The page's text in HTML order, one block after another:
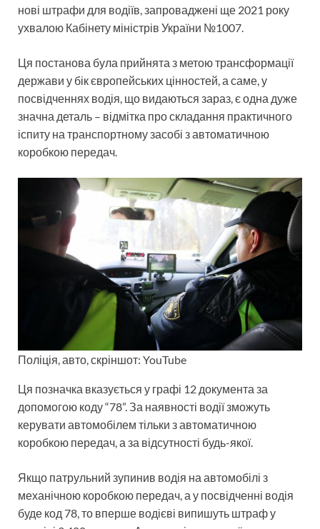
нові штрафи для водіїв, запроваджені ще 2021 року
ухвалою Кабінету міністрів України №1007.
Ця постанова була прийнята з метою трансформації
держави у бік європейських цінностей, а саме, у
посвідченнях водія, що видаються зараз, є одна дуже
значна деталь – відмітка про складання практичного
іспиту на транспортному засобі з автоматичною
коробкою передач.
Поліція, авто, скріншот: YouTube
Ця позначка вказується у графі 12 документа за
допомогою коду “78”. За наявності водії зможуть
керувати автомобілем тільки з автоматичною
коробкою передач, а за відсутності будь-якої.
Якщо патрульний зупинив водія на автомобілі з
механічною коробкою передач, а у посвідченні водія
буде код 78, то вперше водієві випишуть штраф у